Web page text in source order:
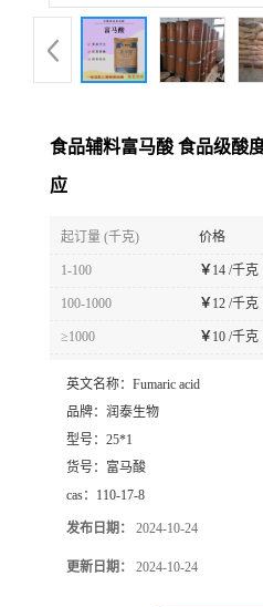
食品辅料富马酸 食品级酸
应
起订量 (千克) 价格
1-100 ￥ 14 /千克
100-1000 ￥ 12 /千克
≥1000 ￥ 10 /千克
英文名称： Fumaric acid
品牌： 润泰生物
型号： 25*1
货号： 富马酸
cas： 110-17-8
发布日期： 2024-10-24
更新日期： 2024-10-24